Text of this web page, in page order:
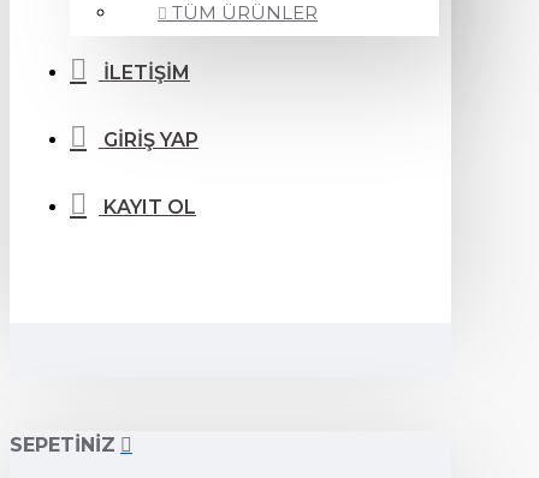
TÜM ÜRÜNLER
İLETİŞİM
GİRİŞ YAP
KAYIT OL
SEPETİNİZ